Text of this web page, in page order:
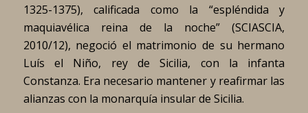
1325-1375), calificada como la “espléndida y
maquiavélica reina de la noche” (SCIASCIA,
2010/12), negoció el matrimonio de su hermano
Luís el Niño, rey de Sicilia, con la infanta
Constanza. Era necesario mantener y reafirmar las
alianzas con la monarquía insular de Sicilia.